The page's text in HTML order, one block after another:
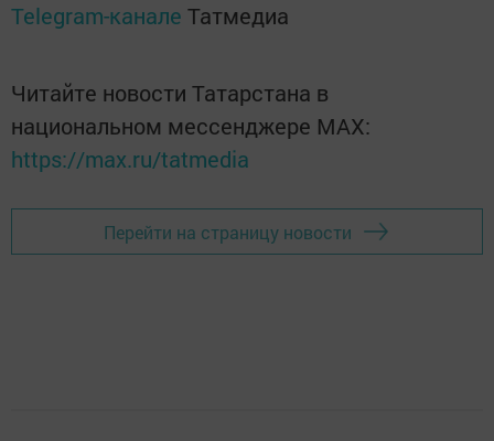
Telegram-канале Татмедиа
Читайте новости Татарстана в
национальном мессенджере MАХ:
https://max.ru/tatmedia
Перейти на страницу новости